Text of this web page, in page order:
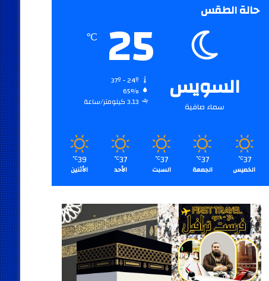
حالة الطقس
السويس
سماء صافية
25
℃
65%
3.13 كيلومتر/ساعة
37
℃
الخميس
37
℃
الجمعة
37
℃
السبت
37
℃
الأحد
39
℃
الأثنين